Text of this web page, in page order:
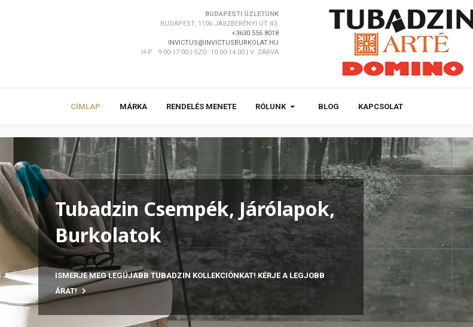
BUDAPESTI ÜZLETÜNK
BUDAPEST, 1106 JÁSZBERÉNYI ÚT 43.
+3630 556 8018
INVICTUS@INVICTUSBURKOLAT.HU
H-P : 9:00-17:00 | SZO: 10:00-14:00 | V: ZÁRVA
CÍMLAP MÁRKA RENDELÉS MENETE RÓLUNK BLOG KAPCSOLAT
Tubadzin Csempék, Járólapok,
Burkolatok
ISMERJE MEG LEGÚJABB TUBADZIN KOLLEKCIÓNKAT! KÉRJE A LEGJOBB
ÁRAT!